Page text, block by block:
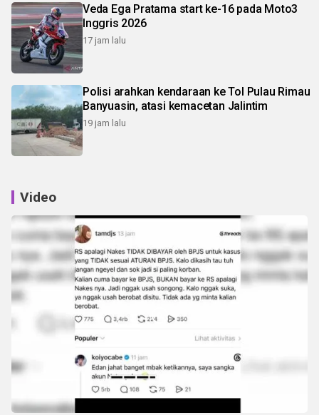
Veda Ega Pratama start ke-16 pada Moto3
Inggris 2026
17 jam lalu
Polisi arahkan kendaraan ke Tol Pulau Rimau
Banyuasin, atasi kemacetan Jalintim
19 jam lalu
Video